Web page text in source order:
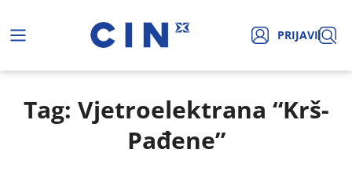
PRIJAVI
Tag: Vjetroelektrana “Krš-
Pađene”